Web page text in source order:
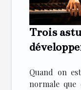
Trois
Quand on
normale